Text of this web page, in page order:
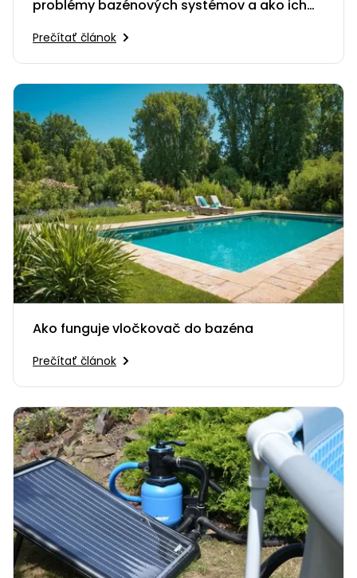
problémy bazénových systémov a ako ich
Prečítať článok
Ako funguje vločkovač do bazéna
Prečítať článok